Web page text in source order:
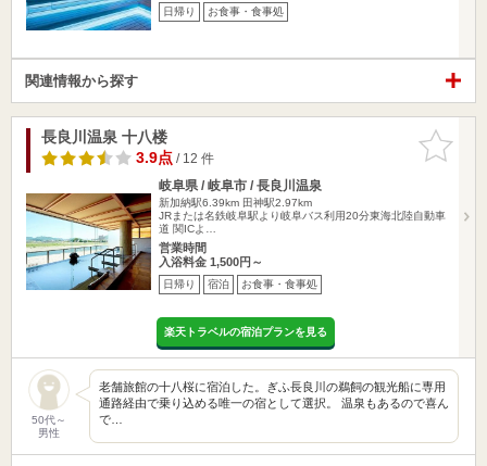
日帰り お食事・食事処
関連情報から探す
お気に入
りに追加
長良川温泉 十八楼
3.9点/ 12 件
岐阜県 / 岐阜市 / 長良川温泉
新加納駅6.39km 田神駅2.97km
JRまたは名鉄岐阜駅より岐阜バス利用20分東海北陸自動車
道 関ICよ…
営業時間
入浴料金 1,500円～
日帰り 宿泊 お食事・食事処
楽天トラベルの宿泊プランを見る
50代～
男性
老舗旅館の十八桜に宿泊した。ぎふ長良川の鵜飼の観光船に専用
通路経由で乗り込める唯一の宿として選択。 温泉もあるので喜ん
で…